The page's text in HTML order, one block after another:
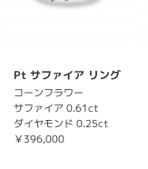
Pt サファイア リング
コーンフラワー
サファイア 0.61ct
ダイヤモンド 0.25ct
￥396,000